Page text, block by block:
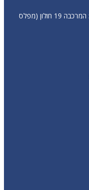
אולם תצוגה, מעבדת שירות ומרכז צלילה: המרכבה 19 חולון (מפלס